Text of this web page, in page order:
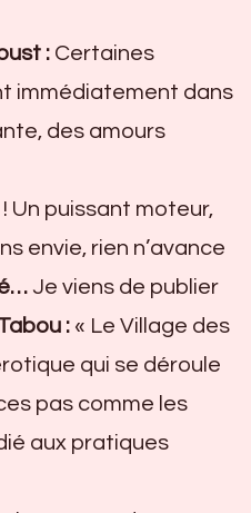
: Certaines
immédiatement dans
des amours
Un puissant moteur,
envie, rien n’avance
Je viens de publier
: « Le Village des
qui se déroule
pas comme les
aux pratiques